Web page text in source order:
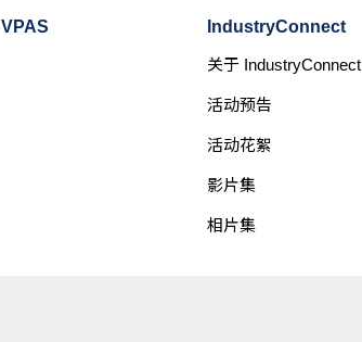
VPAS IndustryConnect
关于 IndustryConnect
活动预告
活动花絮
影片集
相片集